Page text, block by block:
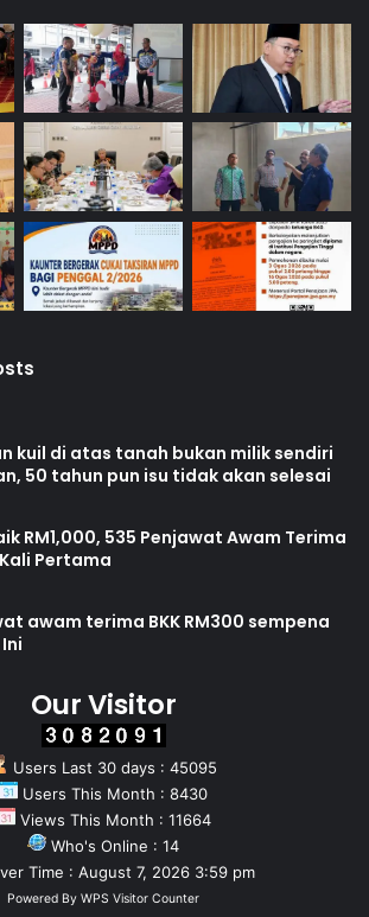
kuil di atas tanah bukan milik sendiri
50 tahun pun isu tidak akan selesai
RM1,000, 535 Penjawat Awam Terima
Pertama
awam terima BKK RM300 sempena
Our Visitor
Users Last 30 days : 45095
Users This Month : 8430
Views This Month : 11664
Who's Online : 14
Time : August 7, 2026 3:59 pm
Powered By WPS Visitor Counter